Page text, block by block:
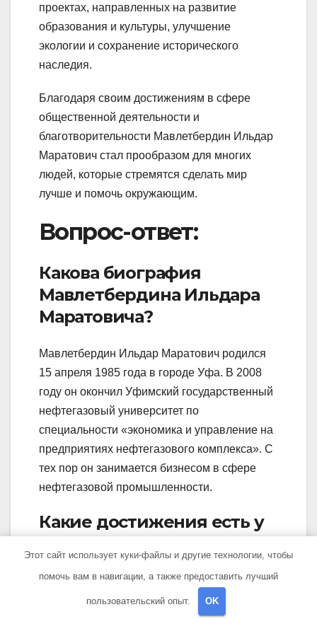
проектах, направленных на развитие
образования и культуры, улучшение
экологии и сохранение исторического
наследия.
Благодаря своим достижениям в сфере
общественной деятельности и
благотворительности Мавлетбердин Ильдар
Маратович стал прообразом для многих
людей, которые стремятся сделать мир
лучше и помочь окружающим.
Вопрос-ответ:
Какова биография
Мавлетбердина Ильдара
Маратовича?
Мавлетбердин Ильдар Маратович родился
15 апреля 1985 года в городе Уфа. В 2008
году он окончил Уфимский государственный
нефтегазовый университет по
специальности «экономика и управление на
предприятиях нефтегазового комплекса». С
тех пор он занимается бизнесом в сфере
нефтегазовой промышленности.
Какие достижения есть у
Маратовича?
Мавлетбердин Ильдар Маратович является
успешным предпринимателем в сфере
Этот сайт использует куки-файлы и другие технологии, чтобы
помочь вам в навигации, а также предоставить лучший
пользовательский опыт. OK